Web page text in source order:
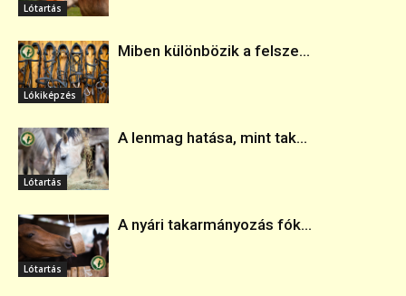
Lótartás
Lókiképzés
Miben különbözik a felsze...
Lótartás
A lenmag hatása, mint tak...
Lótartás
A nyári takarmányozás fók...